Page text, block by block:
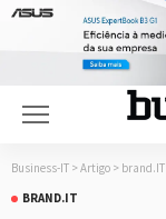
Business-IT > Artigo > brand.IT
BRAND.IT